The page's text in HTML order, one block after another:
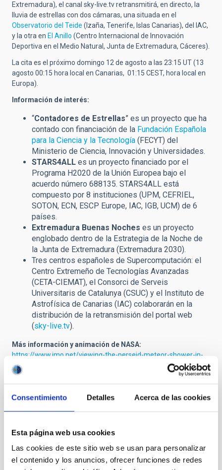
Consentimiento Detalles Acerca de las cookies
Esta página web usa cookies
Las cookies de este sitio web se usan para personalizar
el contenido y los anuncios, ofrecer funciones de redes
Extremadura), el canal sky-live.tv retransmitirá, en directo, la
lluvia de estrellas con dos cámaras, una situada en el
Observatorio del Teide (Izaña, Tenerife, Islas Canarias), del IAC,
y la otra en El Anillo (Centro Internacional de Innovación
Deportiva en el Medio Natural, Junta de Extremadura, Cáceres).
La cita es el próximo domingo 12 de agosto a las 23:15 UT (13
agosto 00:15 hora local en Canarias, 01:15 CEST, hora local en
Europa).
Información de interés:
“Contadores de Estrellas” es un proyecto que ha
contado con financiación de la Fundación Española
para la Ciencia y la Tecnología (FECYT) del
Ministerio de Ciencia, Innovación y Universidades.
STARS4ALL es un proyecto financiado por el
Programa H2020 de la Unión Europea bajo el
acuerdo número 688135. STARS4ALL está
compuesto por 8 instituciones (UPM, CEFRIEL,
SOTON, ECN, ESCP Europe, IAC, IGB, UCM) de 6
países.
Extremadura Buenas Noches es un proyecto
englobado dentro de la Estrategia de la Noche de
la Junta de Extremadura (Extremadura 2030).
Tres centros españoles de Supercomputación: el
Centro Extremeño de Tecnologías Avanzadas
(CETA-CIEMAT), el Consorci de Serveis
Universitaris de Catalunya (CSUC) y el Instituto de
Astrofísica de Canarias (IAC) colaborarán en la
distribución de la retransmisión del portal web
(sky-live.tv).
Más información y animación de NASA:
https://www.imo.net/viewing-the-perseid-meteor-shower-in-
2018/
Secuencias de las mejores Perseidas 2016 y 2017:
https://flic.kr/p/X2VDGw
Imágenes de alta resolución Lluvias de Estrellas
Ver también: Guía para Observar las Perseidas